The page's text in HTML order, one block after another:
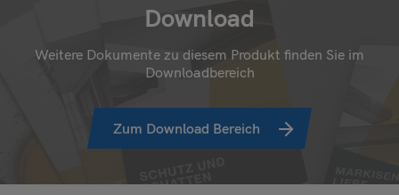
Download
Weitere Dokumente zu diesem Produkt finden Sie im
Downloadbereich
Zum Download Bereich